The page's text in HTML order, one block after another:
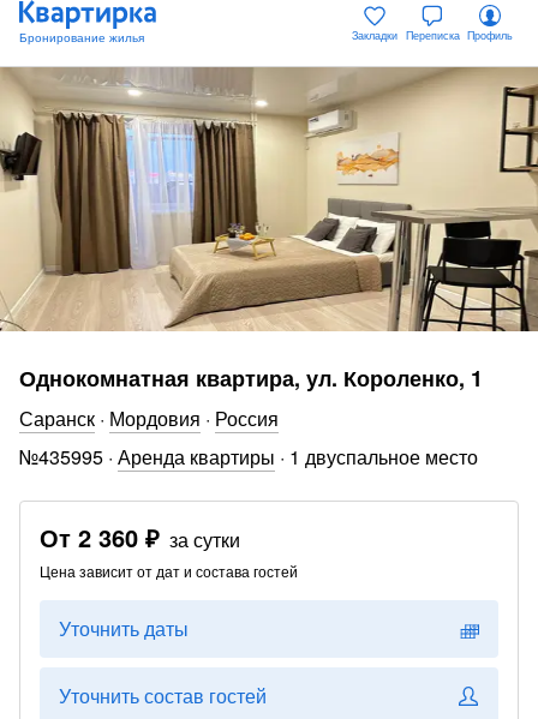
Закладки Переписка Профиль
Однокомнатная квартира, ул. Короленко, 1
Саранск · Мордовия · Россия
№435995 · Аренда квартиры · 1 двуспальное место
От 2 360 ₽ за сутки
Цена зависит от дат и состава гостей
Уточнить даты
Уточнить состав гостей